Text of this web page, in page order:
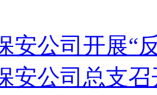
安公司开展“
安公司总支